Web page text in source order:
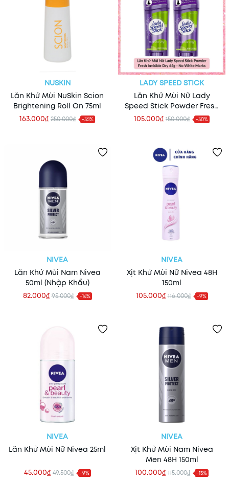
NUSKIN
Lăn Khử Mùi NuSkin Scion
Brightening Roll On 75ml
163.000₫ 250.000₫ -35%
LADY SPEED STICK
Lăn Khử Mùi Nữ Lady
Speed Stick Powder Fresh
Invisible Dry 65g - No
105.000₫ 150.000₫ -30%
NIVEA
Lăn Khử Mùi Nam Nivea
50ml (Nhập Khẩu)
82.000₫ 95.000₫ -14%
NIVEA
Xịt Khử Mùi Nữ Nivea 48H
150ml
105.000₫ 116.000₫ -9%
NIVEA
Lăn Khử Mùi Nữ Nivea 25ml
45.000₫ 49.500₫ -9%
NIVEA
Xịt Khử Mùi Nam Nivea
Men 48H 150ml
100.000₫ 115.000₫ -13%